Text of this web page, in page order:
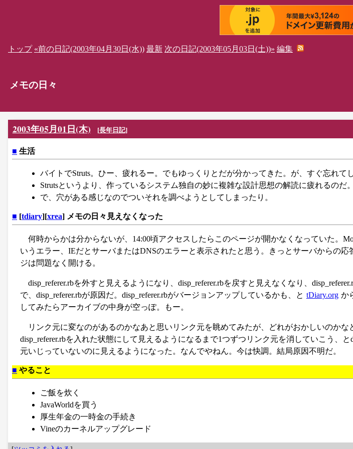
トップ «前の日記(2003年04月30日(水)) 最新 次の日記(2003年05月03日(土))» 編集
メモの日々
2003年05月01日(木) [長年日記]
■ 生活
バイトでStruts。ひー、疲れるー。でもゆっくりとだが分かってきた。が、すぐ忘れて
Strutsというより、作っているシステム独自の妙に複雑な設計思想の解読に疲れるのだ。
で、穴がある感じなのでついそれを調べようとしてしまったり。
■ [tdiary][xrea] メモの日々見えなくなった
何時からかは分からないが、14:00頃アクセスしたらこのページが開かなくなっていた。
いうエラー、IEだとサーバまたはDNSのエラーと表示されたと思う。きっとサーバからの
ジは問題なく開ける。
disp_referer.rbを外すと見えるようになり、disp_referer.rbを戻すと見えなくなり、
で、disp_referer.rbが原因だ。disp_referer.rbがバージョンアップしているかも、と tDiary.org か
してみたらアーカイブの中身が空っぽ。もー。
リンク元に変なのがあるのかなあと思いリンク元を眺めてみたが、どれがおかしいのかな
disp_referer.rbを入れた状態にして見えるようになるまで1つずつリンク元を消していこう、と
元いじっていないのに見えるようになった。なんでやねん。今は快調。結局原因不明だ。
■ やること
ご飯を炊く
JavaWorldを買う
厚生年金の一時金の手続き
Vineのカーネルアップグレード